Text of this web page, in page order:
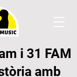
i 31 FAM
amb